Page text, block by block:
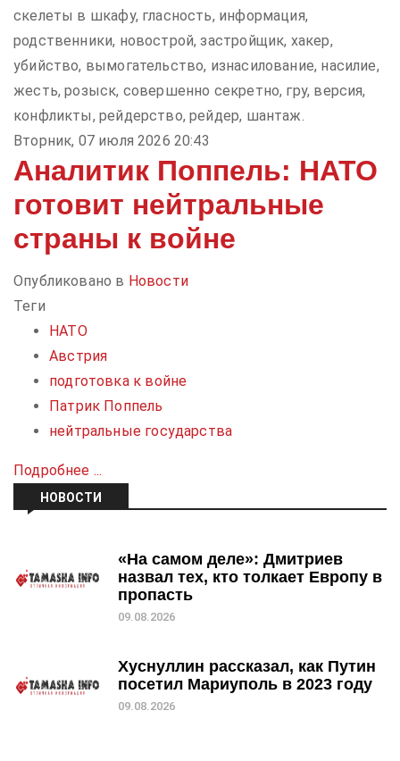
скелеты в шкафу, гласность, информация,
родственники, новострой, застройщик, хакер,
убийство, вымогательство, изнасилование, насилие,
жесть, розыск, совершенно секретно, гру, версия,
конфликты, рейдерство, рейдер, шантаж.
Вторник, 07 июля 2026 20:43
Аналитик Поппель: НАТО
готовит нейтральные
страны к войне
Опубликовано в Новости
Теги
НАТО
Австрия
подготовка к войне
Патрик Поппель
нейтральные государства
Подробнее ...
НОВОСТИ
«На самом деле»: Дмитриев
назвал тех, кто толкает Европу в
пропасть
09.08.2026
Хуснуллин рассказал, как Путин
посетил Мариуполь в 2023 году
09.08.2026